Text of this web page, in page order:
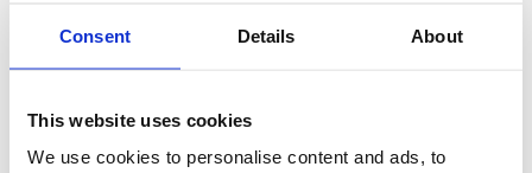
Consent Details About
This website uses cookies
We use cookies to personalise content and ads, to
de fonctionnement, les technologies et la santé des
personnes, ainsi que rapports sur les résultats globaux.